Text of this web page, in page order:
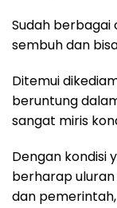
Sudah berbagai
sembuh dan
Ditemui
beruntung
sangat miris
Dengan kondisi
berharap
dan pemerintah,